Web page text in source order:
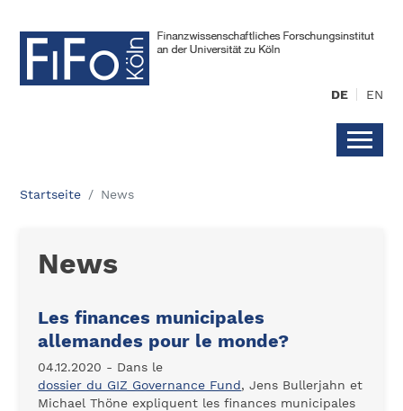
DE EN
Startseite News
News
Les finances municipales
allemandes pour le monde?
04.12.2020 - Dans le
dossier du GIZ Governance Fund, Jens Bullerjahn et
Michael Thöne expliquent les finances municipales